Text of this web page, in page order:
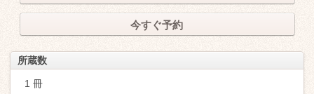
今すぐ予約
所蔵数
1 冊